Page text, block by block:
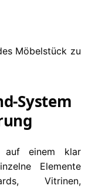
Möbelstück zu
System
auf einem klar
Elemente
Vitrinen,